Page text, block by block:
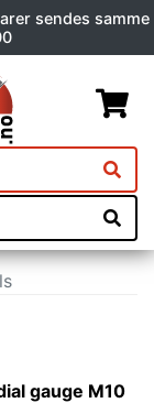
sendes samme
gauge M10